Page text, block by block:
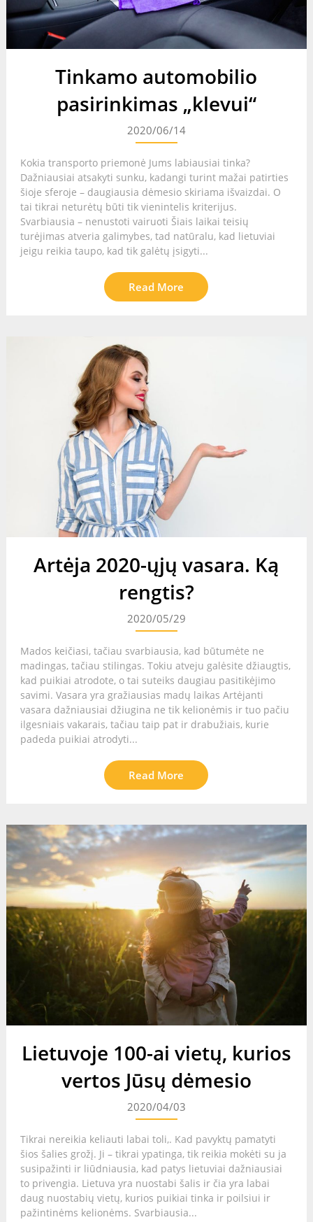
Tinkamo automobilio
pasirinkimas „klevui“
2020/06/14
Kokia transporto priemonė Jums labiausiai tinka?
Dažniausiai atsakyti sunku, kadangi turint mažai patirties
šioje sferoje – daugiausia dėmesio skiriama išvaizdai. O
tai tikrai neturėtų būti tik vienintelis kriterijus.
Svarbiausia – nenustoti vairuoti Šiais laikai teisių
turėjimas atveria galimybes, tad natūralu, kad lietuviai
jeigu reikia taupo, kad tik galėtų įsigyti...
Read More
Artėja 2020-ųjų vasara. Ką
rengtis?
2020/05/29
Mados keičiasi, tačiau svarbiausia, kad būtumėte ne
madingas, tačiau stilingas. Tokiu atveju galėsite džiaugtis,
kad puikiai atrodote, o tai suteiks daugiau pasitikėjimo
savimi. Vasara yra gražiausias madų laikas Artėjanti
vasara dažniausiai džiugina ne tik kelionėmis ir tuo pačiu
ilgesniais vakarais, tačiau taip pat ir drabužiais, kurie
padeda puikiai atrodyti...
Read More
Lietuvoje 100-ai vietų, kurios
vertos Jūsų dėmesio
2020/04/03
Tikrai nereikia keliauti labai toli,. Kad pavyktų pamatyti
šios šalies grožį. Ji – tikrai ypatinga, tik reikia mokėti su ja
susipažinti ir liūdniausia, kad patys lietuviai dažniausiai
to privengia. Lietuva yra nuostabi šalis ir čia yra labai
daug nuostabių vietų, kurios puikiai tinka ir poilsiui ir
pažintinėms kelionėms. Svarbiausia...